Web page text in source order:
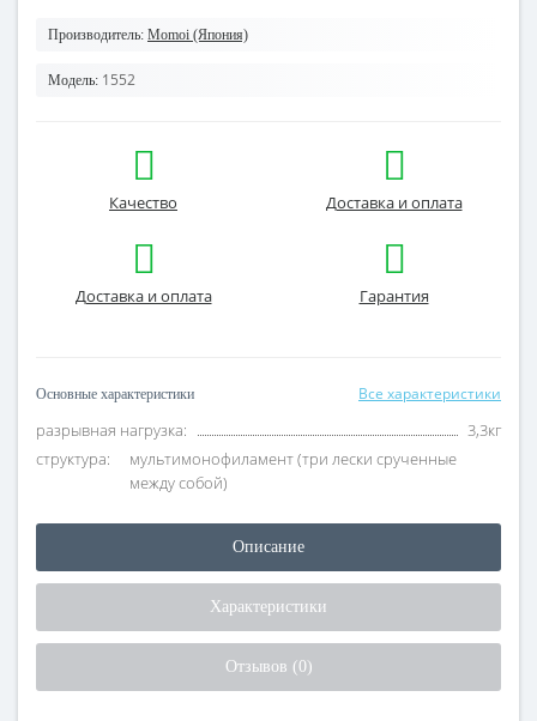
Производитель: Momoi (Япония)
Модель: 1552
Качество Доставка и оплата
Доставка и оплата Гарантия
Основные характеристики Все характеристики
разрывная нагрузка:
3,3кг
структура:
мультимонофиламент (три лески срученные
между собой)
Описание
Характеристики
Отзывов (0)